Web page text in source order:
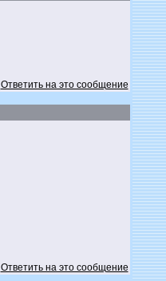
Ответить на это сообщение
Ответить на это сообщение